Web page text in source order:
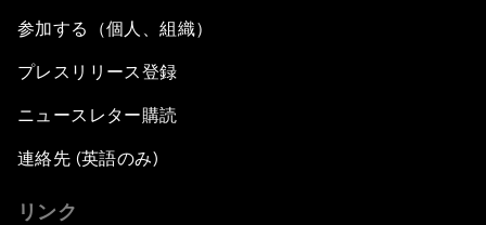
参加する（個人、組織）
プレスリリース登録
ニュースレター購読
連絡先 (英語のみ)
リンク